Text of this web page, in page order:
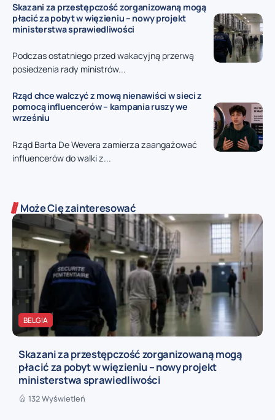
Skazani za przestępczość zorganizowaną mogą
płacić za pobyt w więzieniu – nowy projekt
ministerstwa sprawiedliwości
Podczas ostatniego przed wakacyjną przerwą
posiedzenia rady ministrów...
Rząd chce walczyć z mową nienawiści w sieci z
pomocą influencerów – kampania ruszy we
wrześniu
Rząd Barta De Wevera zamierza zaangażować
influencerów do walki z...
Może Cię zainteresować
BELGIA
Skazani za przestępczość zorganizowaną mogą
płacić za pobyt w więzieniu – nowy projekt
ministerstwa sprawiedliwości
132 Wyświetleń